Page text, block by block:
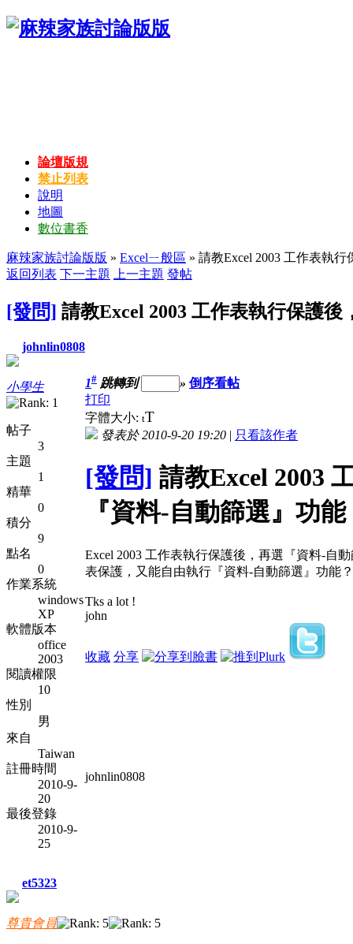
論壇版規
禁止列表
說明
地圖
數位書香
麻辣家族討論版版 » Excelㄧ般區 » 請教Excel 2003 工作表執
返回列表 下一主題 上一主題 發帖
[發問] 請教Excel 2003 工作表執行保護
johnlin0808
小學生
帖子
3
主題
1
精華
0
積分
9
點名
0
作業系統
windows
XP
軟體版本
office
2003
閱讀權限
10
性別
男
來自
Taiwan
註冊時間
2010-9-
20
最後登錄
2010-9-
25
1# 跳轉到 » 倒序看帖
打印
字體大小: tT
發表於 2010-9-20 19:20 | 只看該作者
[發問] 請教Excel 2003
『資料-自動篩選』功能
Excel 2003 工作表執行保護後，再選『資料-自
表保護，又能自由執行『資料-自動篩選』功能？
Tks a lot !
john
收藏 分享
johnlin0808
et5323
尊貴會員